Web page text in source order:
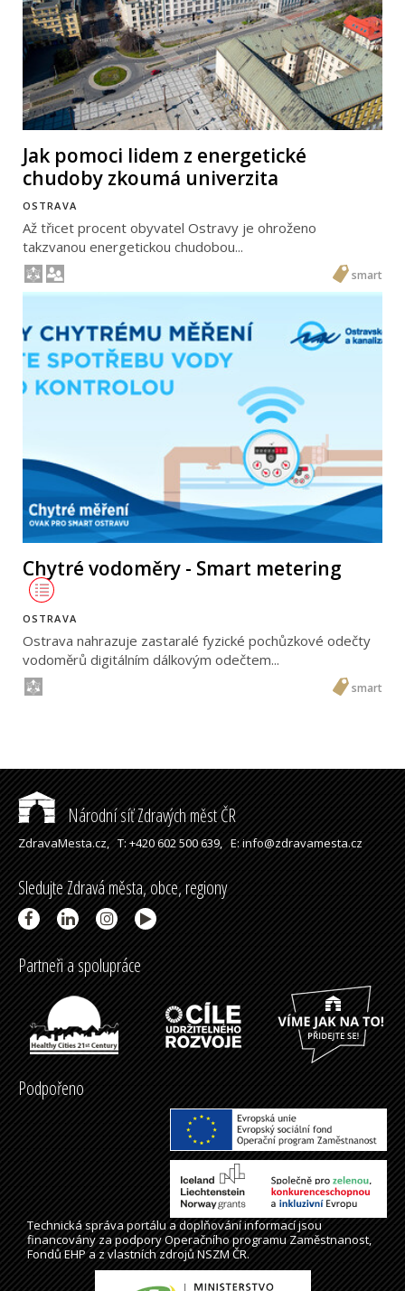
Jak pomoci lidem z energetické
chudoby zkoumá univerzita
OSTRAVA
Až třicet procent obyvatel Ostravy je ohroženo
takzvanou energetickou chudobou...
smart
Chytré vodoměry - Smart metering
OSTRAVA
Ostrava nahrazuje zastaralé fyzické pochůzkové odečty
vodoměrů digitálním dálkovým odečtem...
smart
Národní síť Zdravých měst ČR
ZdravaMesta.cz,T: +420 602 500 639,E: info@zdravamesta.cz
Sledujte Zdravá města, obce, regiony
Partneři a spolupráce
Podpořeno
Technická správaportálua doplňování informací jsou
financovány za podpory Operačního programu Zaměstnanost,
Fondů EHP a z vlastních zdrojů NSZM ČR.